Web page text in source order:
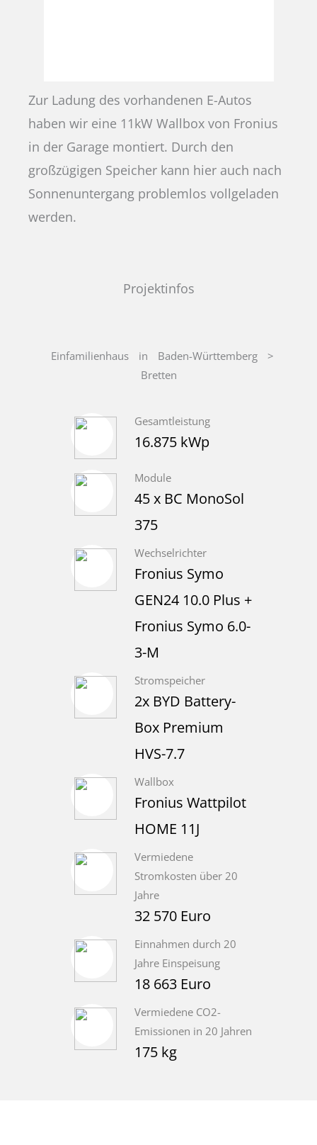
Zur Ladung des vorhandenen E-Autos
haben wir eine 11kW Wallbox von Fronius
in der Garage montiert. Durch den
großzügigen Speicher kann hier auch nach
Sonnenuntergang problemlos vollgeladen
werden.
Projektinfos
Einfamilienhaus in Baden-Württemberg
>
Bretten
Gesamtleistung
16.875 kWp
Module
45 x BC MonoSol
375
Wechselrichter
Fronius Symo
GEN24 10.0 Plus +
Fronius Symo 6.0-
3-M
Stromspeicher
2x BYD Battery-
Box Premium
HVS-7.7
Wallbox
Fronius Wattpilot
HOME 11J
Vermiedene
Stromkosten über 20
Jahre
32 570 Euro
Einnahmen durch 20
Jahre Einspeisung
18 663 Euro
Vermiedene CO2-
Emissionen in 20 Jahren
175 kg